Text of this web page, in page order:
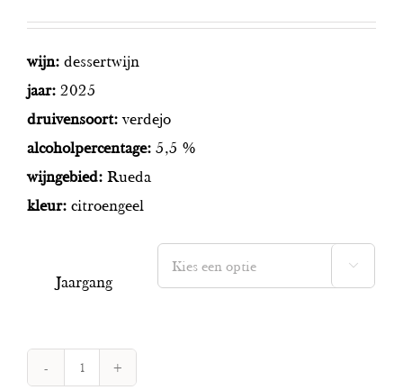
wijn: dessertwijn
jaar: 2025
druivensoort:verdejo
alcoholpercentage: 5,5 %
wijngebied: Rueda
kleur: citroengeel
Jaargang
